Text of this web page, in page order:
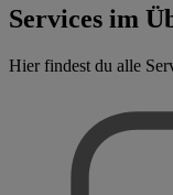
Services im
Hier findest du alle